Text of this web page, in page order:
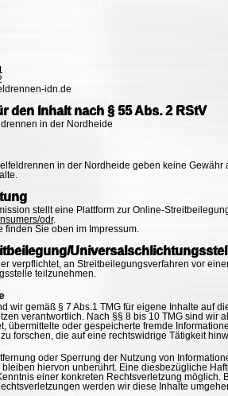
idn.de
den Inhalt nach § 55 Abs. 2 RStV
in der Nordheide
in der Nordheide geben keine Gewähr
stellt eine Plattform zur Online-
odr.
finden Sie oben im Impressum.
verpflichtet, an Streitbeilegungsverfahren vor
teilzunehmen.
wir gemäß § 7 Abs.1 TMG für eigene Inhalte auf
verantwortlich. Nach §§ 8 bis 10 TMG sind wir
übermittelte oder gespeicherte fremde
forschen, die auf eine rechtswidrige Tätigkeit
oder Sperrung der Nutzung von
hiervon unberührt. Eine diesbezügliche
einer konkreten Rechtsverletzung möglich.
werden wir diese Inhalte